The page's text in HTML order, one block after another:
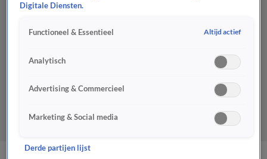
Digitale Diensten.
Functioneel & Essentieel Altijd actief
Analytisch
Advertising & Commercieel
Marketing & Social media
Derde partijen lijst